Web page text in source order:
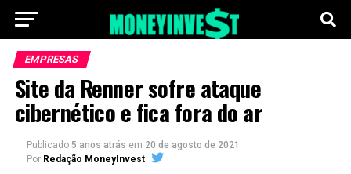
EMPRESAS
Site da Renner sofre ataque
cibernético e fica fora do ar
Publicado 5 anos atrás em 20 de agosto de 2021
Por Redação MoneyInvest